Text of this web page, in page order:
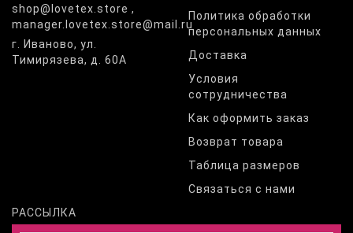
shop@lovetex.store ,
manager.lovetex.store@mail.ru
г. Иваново, ул.
Тимирязева, д. 60А
Политика обработки
персональных данных
Доставка
Условия
сотрудничества
Как оформить заказ
Возврат товара
Таблица размеров
Связаться с нами
РАССЫЛКА